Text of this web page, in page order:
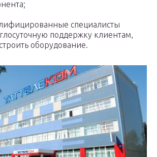
специалисты
поддержку клиентам,
оборудование.